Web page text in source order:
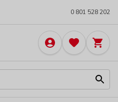
0 801 528 202